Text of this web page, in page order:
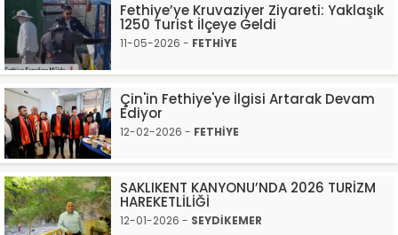
Fethiye’ye Kruvaziyer Ziyareti: Yaklaşık
1250 Turist İlçeye Geldi
11-05-2026 - FETHİYE
Çin'in Fethiye'ye İlgisi Artarak Devam
Ediyor
12-02-2026 - FETHİYE
SAKLIKENT KANYONU’NDA 2026 TURİZM
HAREKETLİLİĞİ
12-01-2026 - SEYDİKEMER